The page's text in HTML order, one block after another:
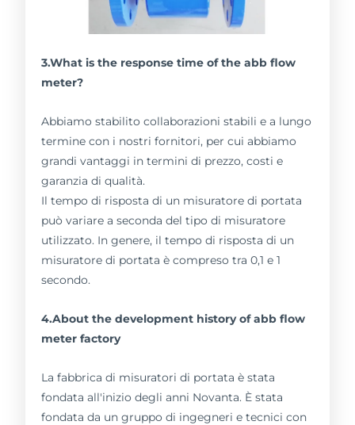
3.What is the response time of the abb flow
meter?
Abbiamo stabilito collaborazioni stabili e a lungo
termine con i nostri fornitori, per cui abbiamo
grandi vantaggi in termini di prezzo, costi e
garanzia di qualità.
Il tempo di risposta di un misuratore di portata
può variare a seconda del tipo di misuratore
utilizzato. In genere, il tempo di risposta di un
misuratore di portata è compreso tra 0,1 e 1
secondo.
4.About the development history of abb flow
meter factory
La fabbrica di misuratori di portata è stata
fondata all'inizio degli anni Novanta. È stata
fondata da un gruppo di ingegneri e tecnici con